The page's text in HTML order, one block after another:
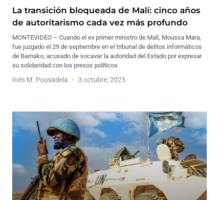
La transición bloqueada de Malí: cinco años
de autoritarismo cada vez más profundo
MONTEVIDEO – Cuando el ex primer ministro de Malí, Moussa Mara,
fue juzgado el 29 de septiembre en el tribunal de delitos informáticos
de Bamako, acusado de socavar la autoridad del Estado por expresar
su solidaridad con los presos políticos
Inés M. Pousadela 3 octubre, 2025